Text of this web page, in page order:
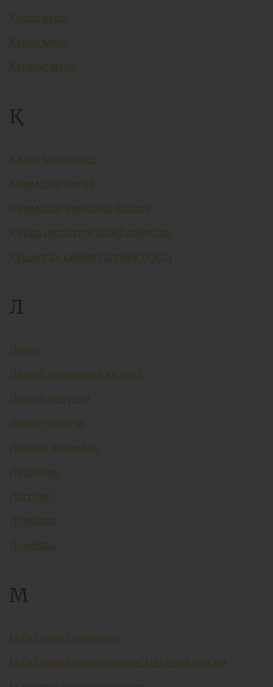
Кросс-курс
Кўчар мулк
Кўчмас мулк
Қ
Қайта молиялаш
Қимматли қоғоз
Қимматли қоғозлар бозори
Қисқа муддатли мажбуриятлар
Қўшилган қиймат солиғи (ҚҚС)
Л
Либор
Лизинг (молиявий ижара)
Лизинг берувчи
Лизинг олувчи
Ликвид активлар
Лицензия
Логотип
Ломбард
Ломбард
М
Мажбурий захиралар
Мажбурий захираларнинг меъёрий ҳажми